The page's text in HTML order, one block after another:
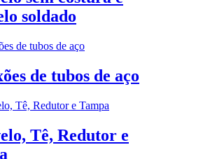
soldado
de tubos de aço
Tê, Redutor e